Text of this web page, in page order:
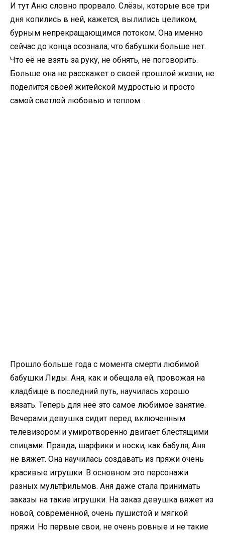
И тут Аню словно прорвало. Слёзы, которые все три
дня копились в ней, кажется, вылились целиком,
бурным непрекращающимся потоком. Она именно
сейчас до конца осознала, что бабушки больше нет.
Что её не взять за руку, не обнять, не поговорить.
Больше она не расскажет о своей прошлой жизни, не
поделится своей житейской мудростью и просто
самой светлой любовью и теплом…
Прошло больше года с момента смерти любимой
бабушки Лиды. Аня, как и обещала ей, провожая на
кладбище в последний путь, научилась хорошо
вязать. Теперь для неё это самое любимое занятие.
Вечерами девушка сидит перед включенным
телевизором и умиротворенно двигает блестящими
спицами. Правда, шарфики и носки, как бабуля, Аня
не вяжет. Она научилась создавать из пряжи очень
красивые игрушки. В основном это персонажи
разных мультфильмов. Аня даже стала принимать
заказы на такие игрушки. На заказ девушка вяжет из
новой, современной, очень пушистой и мягкой
пряжи. Но первые свои, не очень ровные и не такие